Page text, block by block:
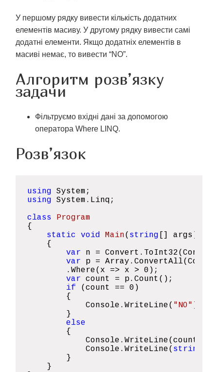
У першому рядку вивести кількість додатних
елементів масиву. У другому рядку вивести самі
додатні елементи. Якщо додатніх елементів в
масиві немає, то вивести “NO”.
Алгоритм розв’язку
задачи
Фільтруємо вхідні дані за допомогою
оператора Where LINQ.
Розв’язок
using
using System.Linq;
class
Program
{
static
void Main( string [] args )
{
var n =
var p =
        .Where(x => x >
0 );
var count = p.Count();
if (count == 0 )
        {
            Console.WriteLine(
"NO" );
        }
else
        {
            Console.WriteLine(count);
            Console.WriteLine(
string
        }
    }